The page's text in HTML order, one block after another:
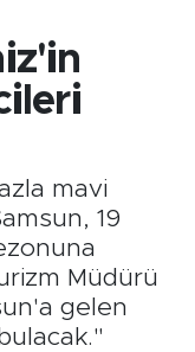
mavi
19
Müdürü
gelen